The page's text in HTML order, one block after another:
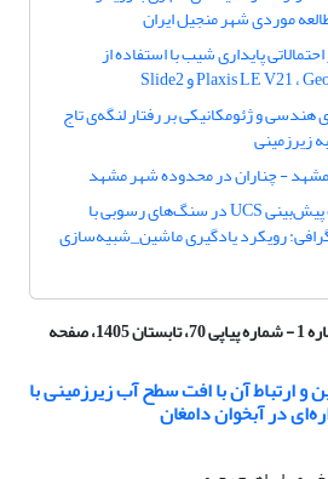
موردی شهر منجیل ایران
پایداری شیب با استفاده از
هندسی و ژئومکانیکی بر رفتار لنگه‌ی تاج
زیرزمینی
مشهد - چناران در محدوده شهر مشهد
کمی‌سازی عدم‌قطعیت پیش‌بینی UCS در سنگ‌های رسوبی با
رویکرد یادگیری ماشین_شبیه‌سازی
دوره 20، شماره 1 - شماره پیاپی 70، تابستان 1405، صفحه
ارتباط آن با افت سطح آب زیرزمینی با
در آبخوان دامغان